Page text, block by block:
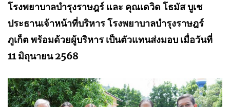
โรงพยาบาลบำรุงราษฎร์ และ คุณเดวิด โธมัส บูเช
ประธานเจ้าหน้าที่บริหาร โรงพยาบาลบำรุงราษฎร์
ภูเก็ต พร้อมด้วยผู้บริหาร เป็นตัวแทนส่งมอบ เมื่อวันที่
11 มิถุนายน 2568